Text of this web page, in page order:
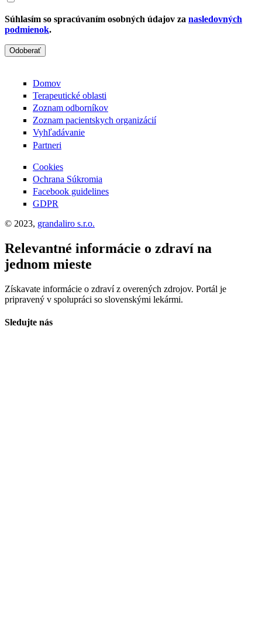
Súhlasím so spracúvaním osobných údajov za nasledovných
podmienok.
Odoberať
Domov
Terapeutické oblasti
Zoznam odborníkov
Zoznam pacientskych organizácií
Vyhľadávanie
Partneri
Cookies
Ochrana Súkromia
Facebook guidelines
GDPR
© 2023, grandaliro s.r.o.
Relevantné informácie o zdraví na
jednom mieste
Získavate informácie o zdraví z overených zdrojov. Portál je
pripravený v spolupráci so slovenskými lekármi.
Sledujte nás